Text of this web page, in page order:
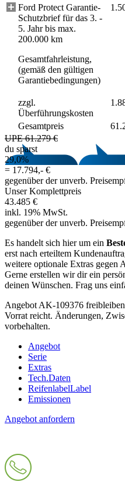
Ford Protect Garantie-
Schutzbrief für das 3. -
5. Jahr bis max.
200.000 km
Gesamtfahrleistung,
(gemäß den gültigen
Garantiebedingungen)
zzgl.
Überführungskosten
Gesamtpreis
UPE 61.279 €
du sparst
29,0%
= 17.794,- €
gegenüber der unverb.
Unser Komplettpreis
43.485 €
inkl. 19% MwSt.
gegenüber der unverb.
Es handelt sich hier um ein
erst nach erteiltem
weitere optionale Extras gegen
Gerne erstellen wir dir ein
deinen Wünschen. Frag uns
Angebot AK-109376
Vorrat reicht. Änderungen,
vorbehalten.
Angebot
Serie
Extras
Tech.Daten
ReifenlabelLabel
Emissionen
Angebot anfordern